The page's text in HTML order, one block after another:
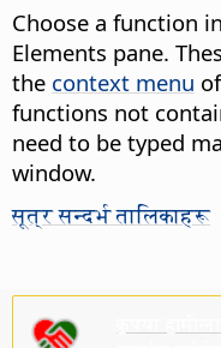
Choose a function
Elements pane.
the context menu
functions not
need to be typed
window.
सूत्र सन्दर्भ तालिकाहरू